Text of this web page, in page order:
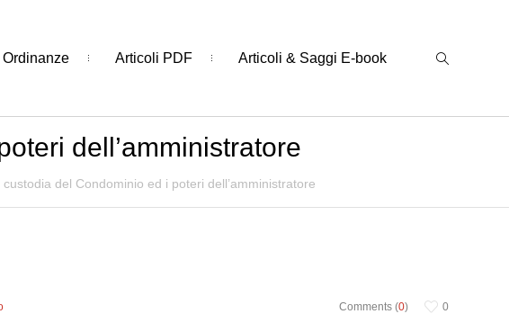
Articoli PDF Articoli & Saggi E-book
dell’amministratore
custodia del Condominio ed i poteri dell’amministratore
Comments (0) 0